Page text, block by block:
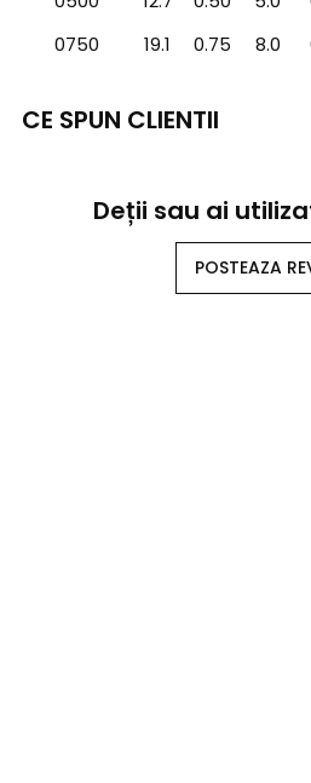
0750
19.1 0.75 8.0
CE SPUN CLIENTII
Deții sau ai
POSTEAZA